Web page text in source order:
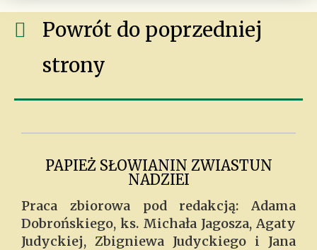
Powrót do poprzedniej
strony
PAPIEŻ SŁOWIANIN ZWIASTUN
NADZIEI
Praca zbiorowa pod redakcją: Adama
Dobrońskiego, ks. Michała Jagosza, Agaty
Judyckiej, Zbigniewa Judyckiego i Jana